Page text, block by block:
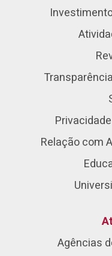
Relação com
Agências